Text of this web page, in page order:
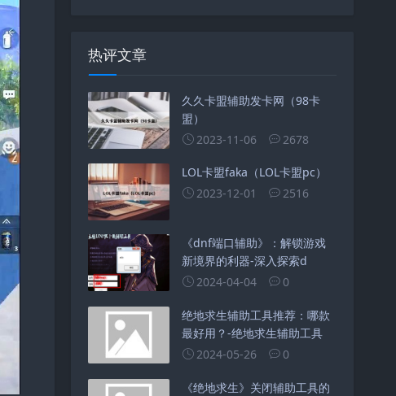
热评文章
久久卡盟辅助发卡网（98卡
盟）
2023-11-06
2678
LOL卡盟faka（LOL卡盟pc）
2023-12-01
2516
《dnf端口辅助》：解锁游戏
新境界的利器-深入探索d
2024-04-04
0
绝地求生辅助工具推荐：哪款
最好用？-绝地求生辅助工具
2024-05-26
0
《绝地求生》关闭辅助工具的